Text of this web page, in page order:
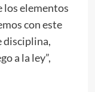
los elementos
con este
disciplina,
a la ley”,